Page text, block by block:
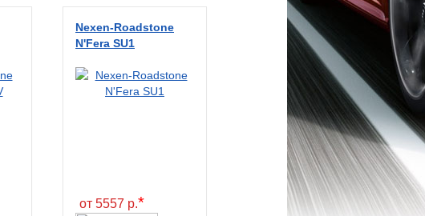
Nexen-Roadstone
N'Fera SU1
от 5557 р.*